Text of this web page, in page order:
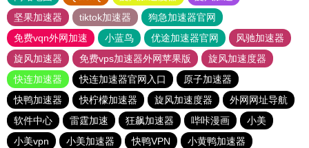
坚果加速器
tiktok加速器
狗急加速器官网
免费vqn外网加速
小蓝鸟 优途加速器官网
风驰加速器
旋风加速器
免费vps加速器外网苹果版
旋风加速度器
快连加速器
快连加速器官网入口
原子加速器
快鸭加速器
快柠檬加速器 旋风加速度器
外网网址导航
软件中心
雷霆加速 狂飙加速器 哔咔漫画
小美
小美vpn
小美加速器 快鸭VPN
小黄鸭加速器